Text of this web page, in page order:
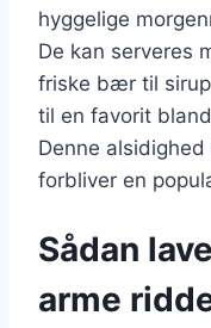
hyggelige
De kan serveres
friske bær til
til en favorit
Denne
forbliver en
Sådan
arme